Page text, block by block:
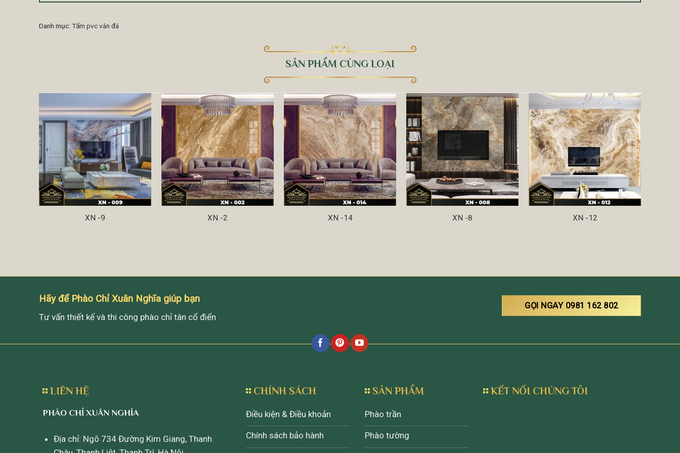
Danh mục: Tấm pvc vân đá
SẢN PHẨM CÙNG LOẠI
XN -9 XN -2 XN -14 XN -8 XN -12
Hãy để Phào Chỉ Xuân Nghĩa giúp bạn
Tư vấn thiết kế và thi công phào chỉ tân cổ điển
GỌI NGAY 0981 162 802
LIÊN HỆ
PHÀO CHỈ XUÂN NGHĨA
Địa chỉ: Ngõ 734 Đường Kim Giang, Thanh
CHÍNH SÁCH
Điều kiện & Điều khoản
Chính sách bảo hành
SẢN PHẨM
Phào trần
Phào tường
KẾT NỐI CHÚNG TÔI